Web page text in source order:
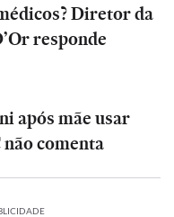
Diretor da
responde
após mãe usar
comenta